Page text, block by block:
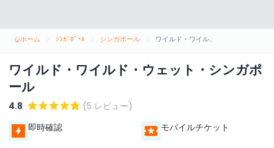
ホーム ｼﾝｶﾞﾎﾟｰﾙ シンガポール ワイルド・ワイルド・ウェット・シンガポール
ワイルド・ワイルド・ウェット・シンガポ
ール
4.8
(5 レビュー)
即時確認
モバイルチケット